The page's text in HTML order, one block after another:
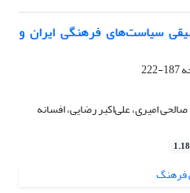
سیاست‌های فرهنگی ایران و
187-222
امیری، علی‌اکبر رضایی، افسانه